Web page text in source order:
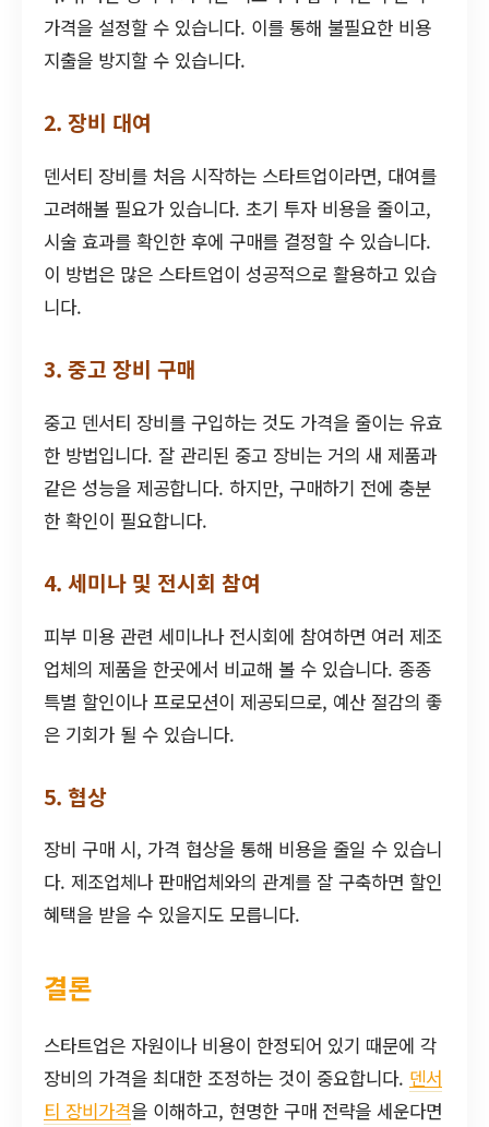
가격을 설정할 수 있습니다. 이를 통해 불필요한 비용
지출을 방지할 수 있습니다.
2. 장비 대여
덴서티 장비를 처음 시작하는 스타트업이라면, 대여를
고려해볼 필요가 있습니다. 초기 투자 비용을 줄이고,
시술 효과를 확인한 후에 구매를 결정할 수 있습니다.
이 방법은 많은 스타트업이 성공적으로 활용하고 있습
니다.
3. 중고 장비 구매
중고 덴서티 장비를 구입하는 것도 가격을 줄이는 유효
한 방법입니다. 잘 관리된 중고 장비는 거의 새 제품과
같은 성능을 제공합니다. 하지만, 구매하기 전에 충분
한 확인이 필요합니다.
4. 세미나 및 전시회 참여
피부 미용 관련 세미나나 전시회에 참여하면 여러 제조
업체의 제품을 한곳에서 비교해 볼 수 있습니다. 종종
특별 할인이나 프로모션이 제공되므로, 예산 절감의 좋
은 기회가 될 수 있습니다.
5. 협상
장비 구매 시, 가격 협상을 통해 비용을 줄일 수 있습니
다. 제조업체나 판매업체와의 관계를 잘 구축하면 할인
혜택을 받을 수 있을지도 모릅니다.
결론
스타트업은 자원이나 비용이 한정되어 있기 때문에 각
장비의 가격을 최대한 조정하는 것이 중요합니다. 덴서
티 장비가격을 이해하고, 현명한 구매 전략을 세운다면